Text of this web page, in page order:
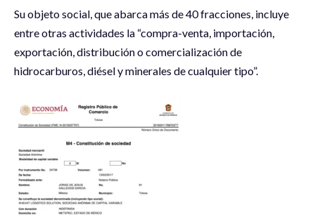
Su objeto social, que abarca más de 40 fracciones, incluye
entre otras actividades la “compra-venta, importación,
exportación, distribución o comercialización de
hidrocarburos, diésel y minerales de cualquier tipo”.